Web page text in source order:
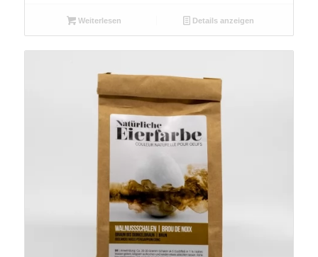
Weiterlesen Details anzeigen